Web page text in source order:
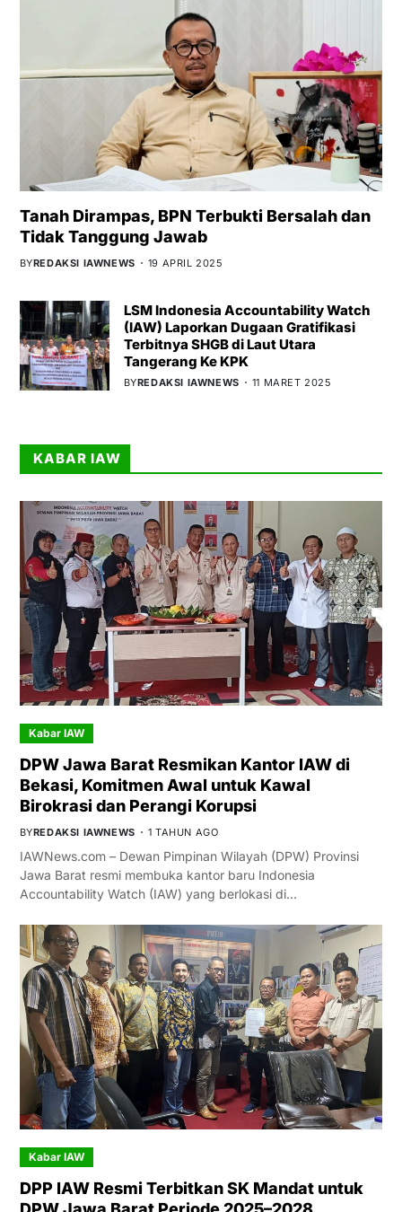
Tanah Dirampas, BPN Terbukti Bersalah dan
Tidak Tanggung Jawab
BYREDAKSI IAWNEWS 19 APRIL 2025
LSM Indonesia Accountability Watch
(IAW) Laporkan Dugaan Gratifikasi
Terbitnya SHGB di Laut Utara
Tangerang Ke KPK
BYREDAKSI IAWNEWS 11 MARET 2025
KABAR IAW
Kabar IAW
DPW Jawa Barat Resmikan Kantor IAW di
Bekasi, Komitmen Awal untuk Kawal
Birokrasi dan Perangi Korupsi
BYREDAKSI IAWNEWS 1 TAHUN AGO
IAWNews.com – Dewan Pimpinan Wilayah (DPW) Provinsi
Jawa Barat resmi membuka kantor baru Indonesia
Accountability Watch (IAW) yang berlokasi di…
Kabar IAW
DPP IAW Resmi Terbitkan SK Mandat untuk